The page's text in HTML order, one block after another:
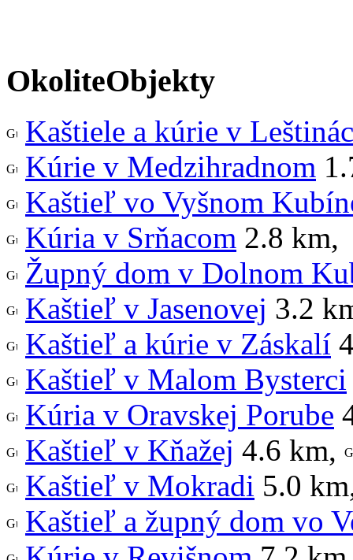
OkoliteObjekty
Kaštiele a kúrie v
Kúrie v Medzihradnom
Kaštieľ vo Vyšnom
Kúria v Srňacom 2.8 km,
Župný dom v Dolnom
Kaštieľ v Jasenovej 3.2
Kaštieľ a kúrie v Záskalí
Kaštieľ v Malom Bysterci
Kúria v Oravskej Porube
Kaštieľ v Kňažej 4.6 km,
Kaštieľ v Mokradi 5.0 km
Kaštieľ a župný dom vo